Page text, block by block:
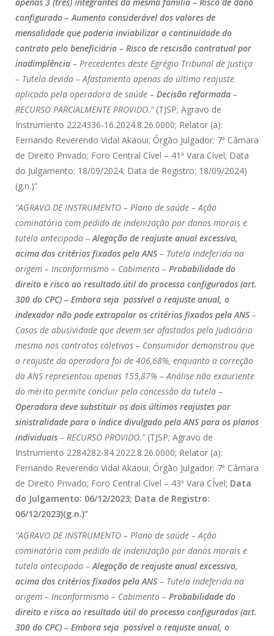
configurado – Aumento considerável dos valores de
mensalidade que poderia inviabilizar a continuidade do
contrato pelo beneficiário – Risco de rescisão contratual por
inadimplência – Precedentes deste Egrégio Tribunal de Justiça
– Tutela devida – Afastamento apenas do último reajuste
aplicado pela operadora de saúde – Decisão reformada –
RECURSO PARCIALMENTE PROVIDO.” (TJSP; Agravo de
Instrumento 2224336-16.2024.8.26.0000; Relator (a):
Fernando Reverendo Vidal Akaoui; Órgão Julgador: 7ª Câmara
de Direito Privado; Foro Central Cível – 41ª Vara Cível; Data
do Julgamento: 18/09/2024; Data de Registro: 18/09/2024)
(g.n.)”
“AGRAVO DE INSTRUMENTO – Plano de saúde – Ação
cominatória com pedido de indenização por danos morais e
tutela antecipada –Alegação de reajuste anual excessivo,
acima dos critérios fixados pela ANS– Tutela indeferida na
origem – Inconformismo – Cabimento – Probabilidade do
direito e risco ao resultado útil do processo configurados (art.
300 do CPC) – Embora seja possível o reajuste anual, o
indexador não pode extrapolar os critérios fixados pela ANS–
Casos de abusividade que devem ser afastados pelo Judiciário
mesmo nos contratos coletivos – Consumidor demonstrou que
o reajuste da operadora foi de 406,68%, enquanto a correção
da ANS representou apenas 155,87% – Análise não exauriente
do mérito permite concluir pela concessão da tutela –
Operadora deve substituir os dois últimos reajustes por
sinistralidade para o índice divulgado pela ANS para os planos
individuais – RECURSO PROVIDO.” (TJSP; Agravo de
Instrumento 2284282-84.2022.8.26.0000; Relator (a):
Fernando Reverendo Vidal Akaoui; Órgão Julgador: 7ª Câmara
de Direito Privado; Foro Central Cível – 43ª Vara CÍvel; Data
do Julgamento: 06/12/2023; Data de Registro:
06/12/2023)(g.n.)”
“AGRAVO DE INSTRUMENTO – Plano de saúde – Ação
cominatória com pedido de indenização por danos morais e
tutela antecipada –Alegação de reajuste anual excessivo,
acima dos critérios fixados pela ANS– Tutela indeferida na
origem – Inconformismo – Cabimento – Probabilidade do
direito e risco ao resultado útil do processo configurados (art.
300 do CPC) – Embora seja possível o reajuste anual, o